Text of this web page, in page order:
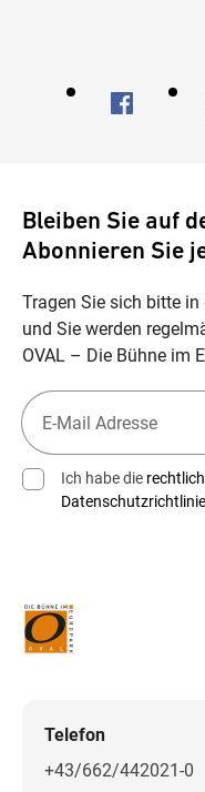
Bleiben Sie auf
Abonnieren Sie
Tragen Sie sich bitte
und Sie werden
OVAL – Die Bühne im
Ich habe die
Telefon
+43/662/442021-0